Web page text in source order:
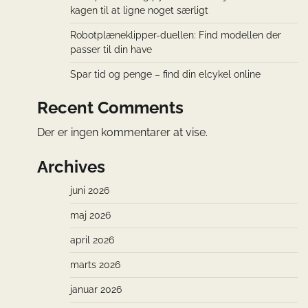
kagen til at ligne noget særligt
Robotplæneklipper-duellen: Find modellen der
passer til din have
Spar tid og penge – find din elcykel online
Recent Comments
Der er ingen kommentarer at vise.
Archives
juni 2026
maj 2026
april 2026
marts 2026
januar 2026